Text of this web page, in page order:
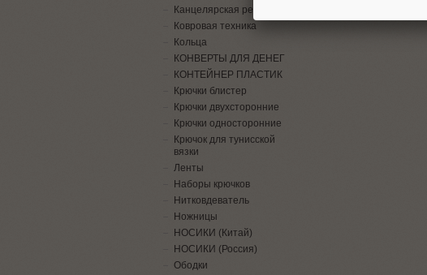
Канцелярская резинка
Ковровая техника
Кольца
КОНВЕРТЫ ДЛЯ ДЕНЕГ
КОНТЕЙНЕР ПЛАСТИК
Крючки блистер
Крючки двухсторонние
Крючки односторонние
Крючок для тунисской
вязки
Ленты
Наборы крючков
Нитковдеватель
Ножницы
НОСИКИ (Китай)
НОСИКИ (Россия)
Ободки